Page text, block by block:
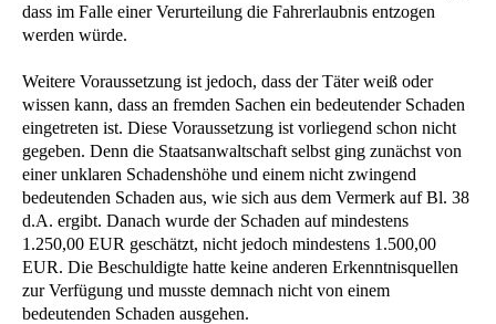
dass im Falle einer Verurteilung die Fahrerlaubnis entzogen
werden würde.
Weitere Voraussetzung ist jedoch, dass der Täter weiß oder
wissen kann, dass an fremden Sachen ein bedeutender Schaden
eingetreten ist. Diese Voraussetzung ist vorliegend schon nicht
gegeben. Denn die Staatsanwaltschaft selbst ging zunächst von
einer unklaren Schadenshöhe und einem nicht zwingend
bedeutenden Schaden aus, wie sich aus dem Vermerk auf Bl. 38
d.A. ergibt. Danach wurde der Schaden auf mindestens
1.250,00 EUR geschätzt, nicht jedoch mindestens 1.500,00
EUR. Die Beschuldigte hatte keine anderen Erkenntnisquellen
zur Verfügung und musste demnach nicht von einem
bedeutenden Schaden ausgehen.